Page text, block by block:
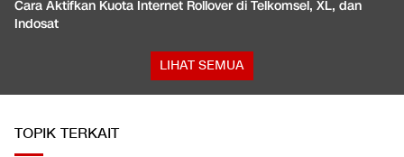
Cara Aktifkan Kuota Internet Rollover di Telkomsel, XL, dan
Indosat
LIHAT SEMUA
TOPIK TERKAIT